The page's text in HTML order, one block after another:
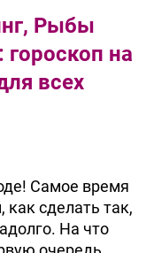
Рыбы
гороскоп на
всех
Самое время
как сделать так,
На что